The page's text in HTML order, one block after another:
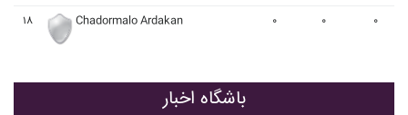
۱۸ Chadormalo Ardakan ۰ ۰ ۰
باشگاه اخبار